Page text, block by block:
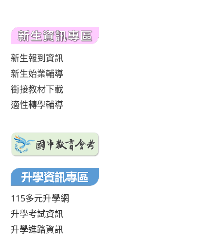
新生報到資訊
新生始業輔導
銜接教材下載
適性轉學輔導
115多元升學網
升學考試資訊
升學進路資訊